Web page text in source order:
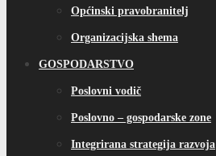
Općinski pravobranitelj
Organizacijska shema
GOSPODARSTVO
Poslovni vodič
Poslovno – gospodarske zone
Integrirana strategija razvoja